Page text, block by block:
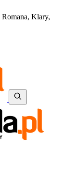
Romana, Klary,